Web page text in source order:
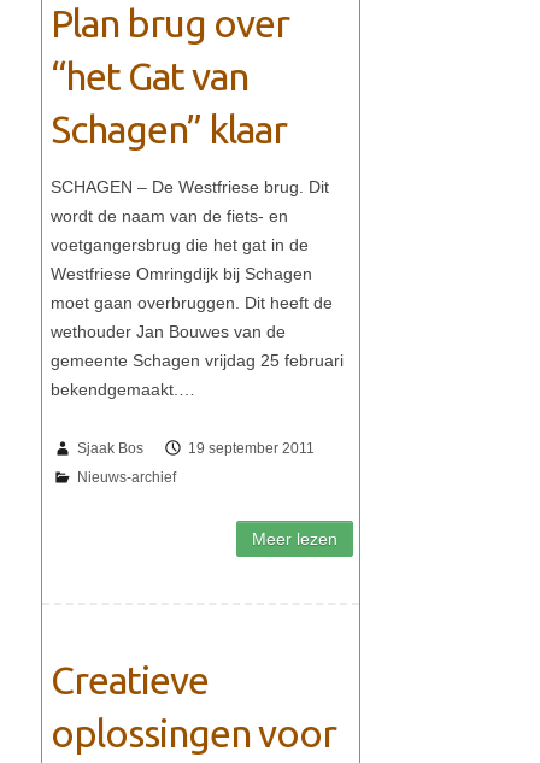
Plan brug over
“het Gat van
Schagen” klaar
Sjaak Bos 19 september 2011
Creatieve
oplossingen voor